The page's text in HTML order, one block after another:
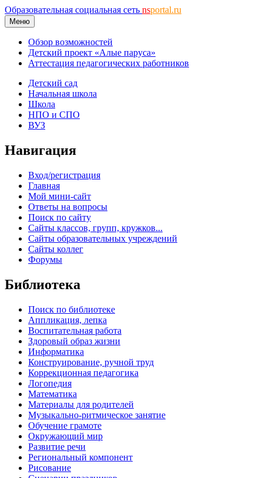
Образовательная социальная сеть nsportal.ru
Меню
Обзор возможностей
Детский проект «Алые паруса»
Аттестация педагогических работников
Детский сад
Начальная школа
Школа
НПО и СПО
ВУЗ
Навигация
Вход/регистрация
Главная
Мой мини-сайт
Ответы на вопросы
Поиск по сайту
Сайты классов, групп, кружков...
Сайты образовательных учреждений
Сайты коллег
Форумы
Библиотека
Поиск по библиотеке
Аппликация, лепка
Воспитательная работа
Здоровый образ жизни
Информатика
Конструирование, ручной труд
Коррекционная педагогика
Логопедия
Математика
Материалы для родителей
Музыкально-ритмическое занятие
Обучение грамоте
Окружающий мир
Развитие речи
Региональный компонент
Рисование